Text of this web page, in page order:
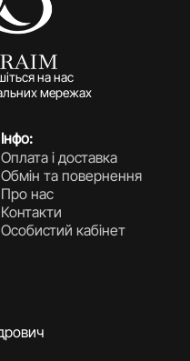
на нас
мережах
Інфо:
Оплата і доставка
Обмін та повернення
Про нас
Контакти
Особистий кабінет